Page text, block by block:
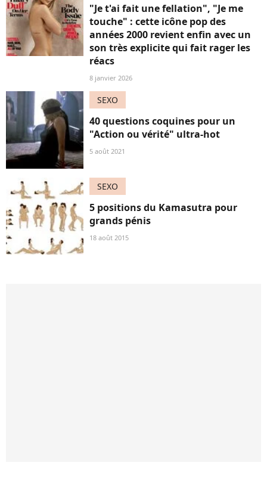
"Je t'ai fait une fellation", "Je me
touche" : cette icône pop des
années 2000 revient enfin avec un
son très explicite qui fait rager les
réacs
8 janvier 2026
SEXO
40 questions coquines pour un
"Action ou vérité" ultra-hot
5 août 2021
SEXO
5 positions du Kamasutra pour
grands pénis
18 août 2015